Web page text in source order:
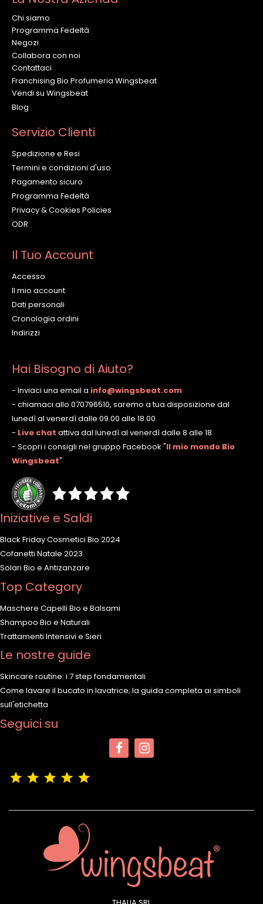
Chi siamo
Programma Fedeltà
Negozi
Collabora con noi
Contattaci
Franchising Bio Profumeria Wingsbeat
Vendi su Wingsbeat
Blog
Servizio Clienti
Spedizione e Resi
Termini e condizioni d'uso
Pagamento sicuro
Programma Fedeltà
Privacy & Cookies Policies
ODR
Il Tuo Account
Accesso
Il mio account
Dati personali
Cronologia ordini
Indirizzi
Hai Bisogno di Aiuto?
- Inviaci una email a info@wingsbeat.com
- chiamaci allo 070796510, saremo a tua disposizione dal
lunedì al venerdì dalle 09.00 alle 18.00
- Live chat attiva dal lunedì al venerdì dalle 8 alle 18
- Scopri i consigli nel gruppo Facebook "Il mio mondo Bio
Wingsbeat"
Iniziative e Saldi
Black Friday Cosmetici Bio 2024
Cofanetti Natale 2023
Solari Bio e Antizanzare
Top Category
Maschere Capelli Bio e Balsami
Shampoo Bio e Naturali
Trattamenti Intensivi e Sieri
Le nostre guide
Skincare routine: i 7 step fondamentali
Come lavare il bucato in lavatrice; la guida completa ai simboli
sull'etichetta
Seguici su